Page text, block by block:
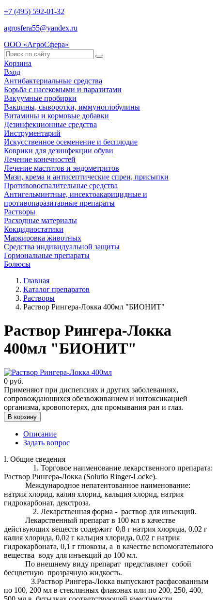
+7 (495) 592-01-32
agrosfera55@yandex.ru
ООО «АгроСфера»
Корзина
Вход
Антибактериальные средства
Борьба с насекомыми и паразитами
Вакуумные пробирки
Вакцины, сыворотки, иммуноглобулины
Витамины и кормовые добавки
Дезинфекционные средства
Инструментарий
Искусственное осеменение и бесплодие
Коврики для дезинфекции обуви
Лечение конечностей
Лечение маститов и эндометритов
Мази, крема и антисептические спреи, присыпки
Противовоспалительные средства
Антигельминтные, инсектоакарицидные и
противопаразитарные препараты
Растворы
Расходные материалы
Кокцидиостатики
Маркировка животных
Средства индивидуальной защиты
Гормональные препараты
Болюсы
Главная
Каталог препаратов
Растворы
Раствор Рингера-Локка 400мл "БИОНИТ"
Раствор Рингера-Локка
400мл "БИОНИТ"
0 руб.
Применяют при диспепсиях и других заболеваниях,
сопровождающихся обезвоживанием и интоксикацией
организма, кровопотерях, для промывания ран и глаз.
В корзину
Описание
Задать вопрос
I. Общие сведения
1. Торговое наименование лекарственного препарата:
Раствор Рингера-Локка (Solutio Ringer-Locke).
Международное непатентованное наименование:
натрия хлорид, калия хлорид, кальция хлорид, натрия
гидрокарбонат, декстроза.
2. Лекарственная форма - раствор для инъекций.
Лекарственный препарат в 100 мл в качестве
действующих веществ содержит 0,8 г натрия хлорида, 0,02 г
калия хлорида, 0,02 г кальция хлорида, 0,02 г натрия
гидрокарбоната, 0,1 г глюкозы, а в качестве вспомогательного
вещества воду для инъекций до 100 мл.
По внешнему виду препарат представляет собой
бесцветную прозрачную жидкость.
3.Раствор Рингера-Локка выпускают расфасованным
по 100, 200 мл в стеклянных флаконах или по 200, 250, 400,